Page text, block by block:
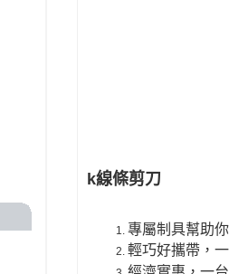
k線條剪刀
專屬制具幫助
輕巧好攜帶，